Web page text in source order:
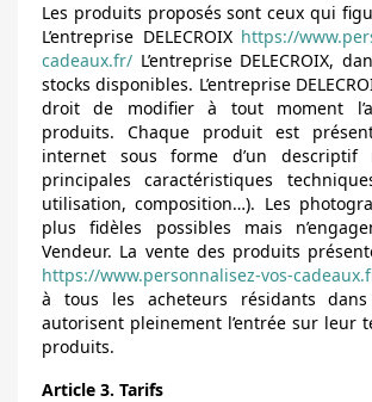
Les produits proposés sont ceux qui
L’entreprise DELECROIX https://
cadeaux.fr/ L’entreprise DELECROIX,
stocks disponibles. L’entreprise
droit de modifier à tout moment
produits. Chaque produit est
internet sous forme d’un descriptif
principales caractéristiques
utilisation, composition…). Les
plus fidèles possibles mais
Vendeur. La vente des produits
https://www.personnalisez-vos-
à tous les acheteurs résidants
autorisent pleinement l’entrée sur leur
produits.
Article 3. Tarifs